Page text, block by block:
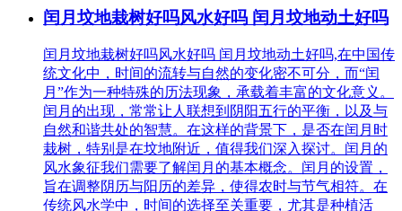
闰月坟地栽树好吗风水好吗 闰月坟地动土好吗
闰月坟地栽树好吗风水好吗 闰月坟地动土好吗,在中国传
统文化中，时间的流转与自然的变化密不可分，而“闰
月”作为一种特殊的历法现象，承载着丰富的文化意义。
闰月的出现，常常让人联想到阴阳五行的平衡，以及与
自然和谐共处的智慧。在这样的背景下，是否在闰月时
栽树，特别是在坟地附近，值得我们深入探讨。闰月的
风水象征我们需要了解闰月的基本概念。闰月的设置，
旨在调整阴历与阳历的差异，使得农时与节气相符。在
传统风水学中，时间的选择至关重要，尤其是种植活